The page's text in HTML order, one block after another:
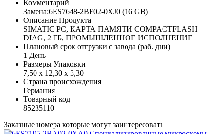
Комментарий
Замена:6ES7648-2BF02-0XJ0 (16 GB)
Описание Продукта
SIMATIC PC, КАРТА ПАМЯТИ COMPACTFLASH
DIAG, 2 ГБ, ПРОМЫШЛЕННОЕ ИСПОЛНЕНИЕ
Плановый срок отгрузки с завода (раб. дни)
1 День
Размеры Упаковки
7,50 x 12,30 x 3,30
Страна происхождения
Германия
Товарный код
85235110
Заказные номера которые могут заинтересовать